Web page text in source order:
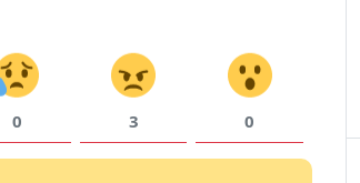
Kocaeli
Konya
Kütahya
0 3 0